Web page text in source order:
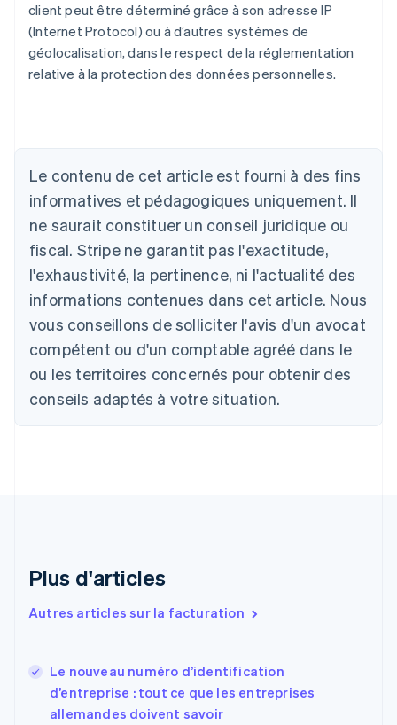
client peut être déterminé grâce à son adresse IP
(Internet Protocol) ou à d’autres systèmes de
géolocalisation, dans le respect de la réglementation
relative à la protection des données personnelles.
Le contenu de cet article est fourni à des fins
informatives et pédagogiques uniquement. Il
ne saurait constituer un conseil juridique ou
fiscal. Stripe ne garantit pas l'exactitude,
l'exhaustivité, la pertinence, ni l'actualité des
informations contenues dans cet article. Nous
vous conseillons de solliciter l'avis d'un avocat
compétent ou d'un comptable agréé dans le
ou les territoires concernés pour obtenir des
conseils adaptés à votre situation.
Plus d'articles
Autres articles sur la facturation
Le nouveau numéro d’identification
d’entreprise : tout ce que les entreprises
allemandes doivent savoir
Allemagne
Australie
English
Autriche
DeutschEnglish
Belgique
NederlandsFrançaisDeutsch English
Português English
Bulgarie
English
Canada
EnglishFrançais
English
Émirats arabes unis
Estonie
États-Unis
EnglishEspañol 简体中文